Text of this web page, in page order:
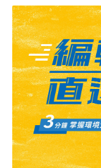
「主題日」，增加
促進議題的討論。
（永續趴），當時
球隊業務企畫副理
年來辦理「永續趴
台大創新設計學院
通淨零，運動先行
市環保局官員、樂
界代表，分享淨零
溝通模式。永續趴